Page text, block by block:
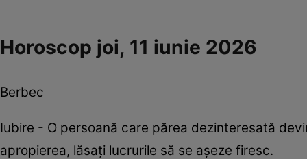
Horoscop joi, 11 iunie 2026
Berbec
Iubire - O persoană care părea dezinteresată
apropierea, lăsați lucrurile să se așeze firesc.